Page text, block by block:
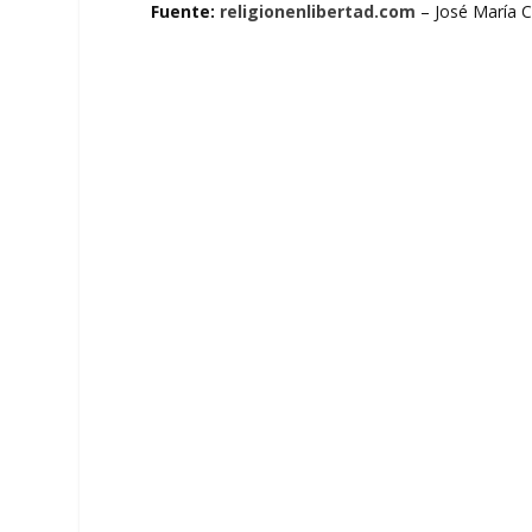
Fuente: religionenlibertad.com – José María